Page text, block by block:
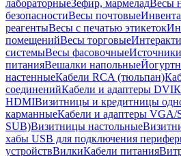
лабораторныеЗефир, мармеладВесы
безопасностиВесы почтовые
реагентыВесы с печатью этикеток
помещенийВесы торговые
системыВесы фасовочные
питанияВешалки напольные
настенныеКабели RCA (тюльпан)
соединенийКабели и адаптеры DVI
HDMIВизитницы и кредитницы
карманныеКабели и адаптеры
SUB)Визитницы настольные
хабы USB для подключения
устройствВилкиКабели питания